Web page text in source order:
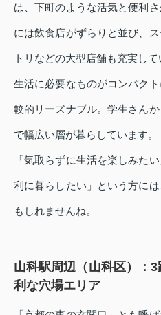
は、下町のような活気と便利
には飲食店がずらりと並び、
トリなどの大型店舗も充実して
生活に必要なものがコンパク
較的リーズナブル。学生さん
で幅広い層が暮らしています。
「気取らずに生活を楽しみた
利に暮らしたい」という方に
もしれませんね。
山科駅周辺（山科区）：
利な穴場エリア